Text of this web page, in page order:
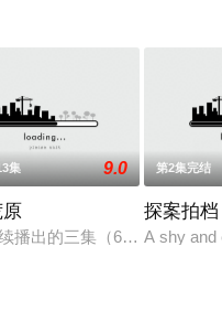
Sheldon》续订到第七季。
集 9.0
原
播出的三集（6小时）电视
第2集完结
探案拍
A shy and